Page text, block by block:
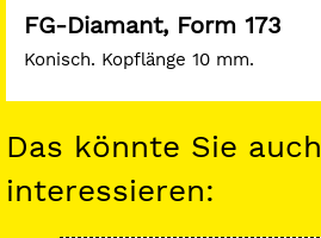
FG-Diamant, Form 173
Konisch. Kopflänge 10 mm.
Das könnte Sie auch
interessieren: